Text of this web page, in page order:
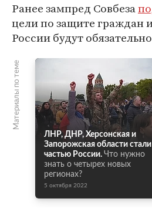
Ранее зампред Совбеза
цели по защите граждан
России будут
Материалы по теме
ЛНР, ДНР, Херсонская и
Запорожская области стали
частью России. Что нужно
знать о четырех новых
регионах?
5 октября 2022